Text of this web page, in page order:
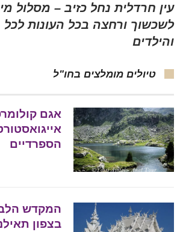
עין חרדלית נחל כזיב – מסלול
לשכשוך ורחצה בכל העונות
והילדים
טיולים מומלצים בחו"ל
אגם
הספרדיים
המקדש
בצפון